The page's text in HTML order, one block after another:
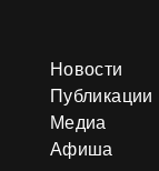
Новости
Публикации
Медиа
Афиша